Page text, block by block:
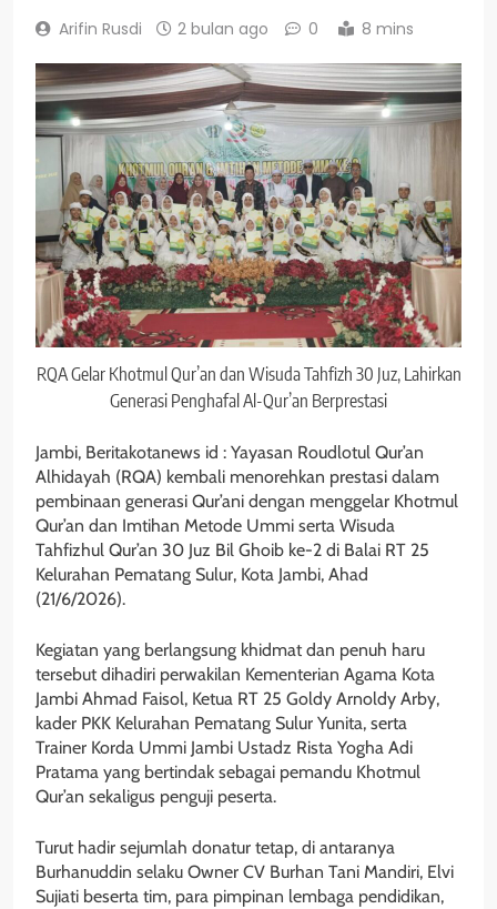
Arifin Rusdi 2 bulan ago 0 8 mins
RQA Gelar Khotmul Qur’an dan Wisuda Tahfizh 30 Juz, Lahirkan
Generasi Penghafal Al-Qur’an Berprestasi
Jambi, Beritakotanews id : Yayasan Roudlotul Qur’an
Alhidayah (RQA) kembali menorehkan prestasi dalam
pembinaan generasi Qur’ani dengan menggelar Khotmul
Qur’an dan Imtihan Metode Ummi serta Wisuda
Tahfizhul Qur’an 30 Juz Bil Ghoib ke-2 di Balai RT 25
Kelurahan Pematang Sulur, Kota Jambi, Ahad
(21/6/2026).
Kegiatan yang berlangsung khidmat dan penuh haru
tersebut dihadiri perwakilan Kementerian Agama Kota
Jambi Ahmad Faisol, Ketua RT 25 Goldy Arnoldy Arby,
kader PKK Kelurahan Pematang Sulur Yunita, serta
Trainer Korda Ummi Jambi Ustadz Rista Yogha Adi
Pratama yang bertindak sebagai pemandu Khotmul
Qur’an sekaligus penguji peserta.
Turut hadir sejumlah donatur tetap, di antaranya
Burhanuddin selaku Owner CV Burhan Tani Mandiri, Elvi
Sujiati beserta tim, para pimpinan lembaga pendidikan,